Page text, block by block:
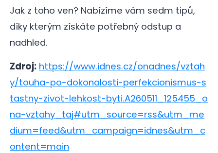
Jak z toho ven? Nabízíme vám sedm tipů,
díky kterým získáte potřebný odstup a
nadhled.
Zdroj: https://www.idnes.cz/onadnes/vztah
y/touha-po-dokonalosti-perfekcionismus-s
tastny-zivot-lehkost-byti.A260511_125455_o
na-vztahy_taj#utm_source=rss&utm_me
dium=feed&utm_campaign=idnes&utm_c
ontent=main